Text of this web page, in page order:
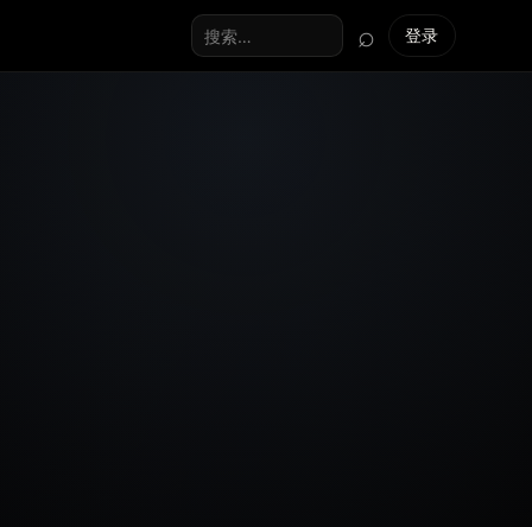
搜索全站
⌕ 登录